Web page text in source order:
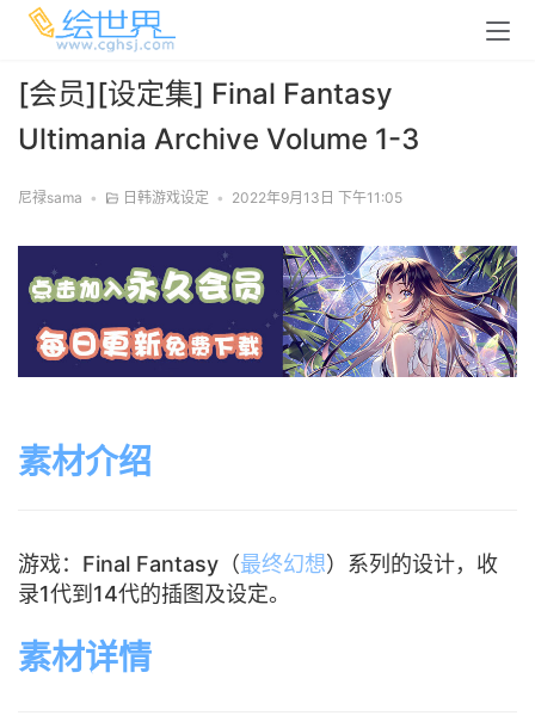
[会员][设定集] Final Fantasy
Ultimania Archive Volume 1-3
尼禄sama • 日韩游戏设定 • 2022年9月13日 下午11:05
素材介绍
游戏：Final Fantasy（最终幻想）系列的设计，收
录1代到14代的插图及设定。
素材详情